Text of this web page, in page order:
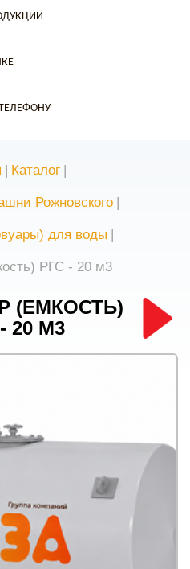
| Каталог |
Рожновского |
для воды |
РГС - 20 м3
(ЕМКОСТЬ)
20 М3